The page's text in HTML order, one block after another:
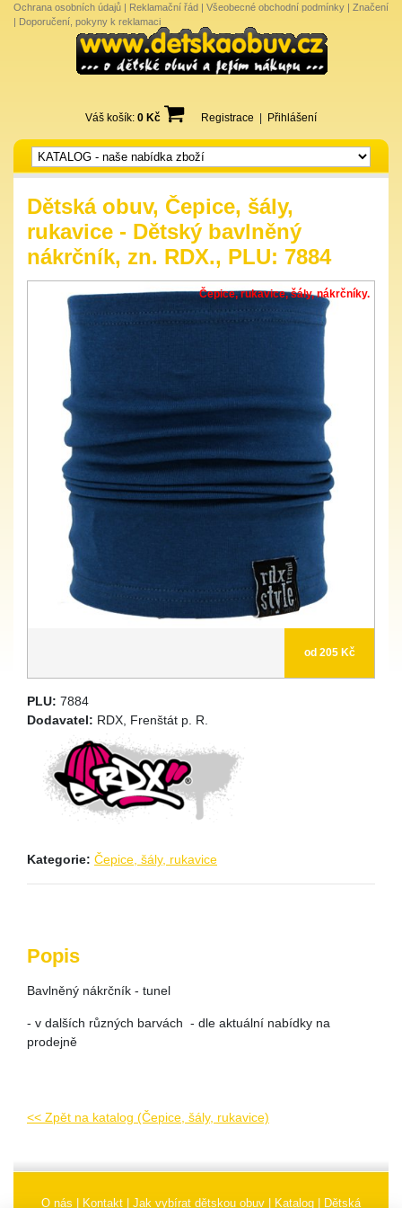
Ochrana osobních údajů | Reklamační řád | Všeobecné obchodní podmínky | Značení
| Doporučení, pokyny k reklamaci
Váš košík: 0 Kč Registrace Přihlášení
Dětská obuv, Čepice, šály,
rukavice - Dětský bavlněný
nákrčník, zn. RDX., PLU: 7884
Čepice, rukavice, šály, nákrčníky.
od 205 Kč
PLU: 7884
Dodavatel: RDX, Frenštát p. R.
Kategorie: Čepice, šály, rukavice
Popis
Bavlněný nákrčník - tunel
- v dalších různých barvách - dle aktuální nabídky na
prodejně
<< Zpět na katalog (Čepice, šály, rukavice)
O nás Kontakt Jak vybírat dětskou obuv Katalog Dětská